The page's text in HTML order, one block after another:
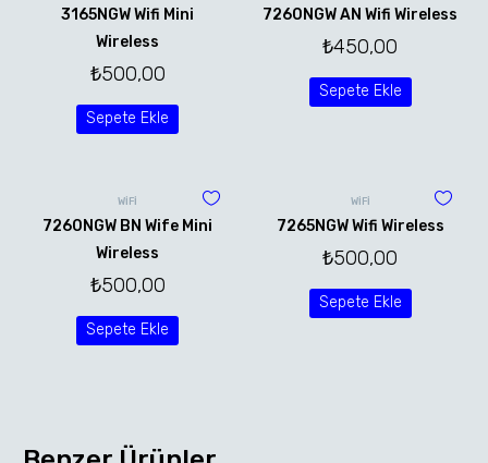
3165NGW Wifi Mini
Wireless
₺500,00
Sepete Ekle
7260NGW AN Wifi Wireless
₺450,00
Sepete Ekle
WİFİ
7260NGW BN Wife Mini
Wireless
₺500,00
Sepete Ekle
WİFİ
7265NGW Wifi Wireless
₺500,00
Sepete Ekle